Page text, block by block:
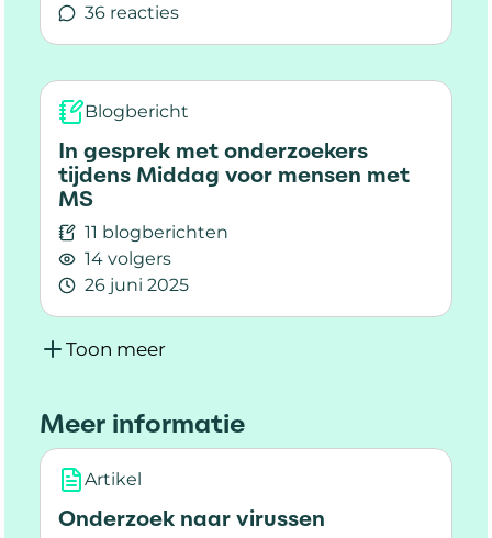
36 reacties
Lees meer over Stel je vragen over erfelijkheid
Blogbericht
In gesprek met onderzoekers
tijdens Middag voor mensen met
MS
11 blogberichten
14 volgers
26 juni 2025
Lees meer over In gesprek met onderzoekers
Toon meer
Meer informatie
Artikel
Onderzoek naar virussen